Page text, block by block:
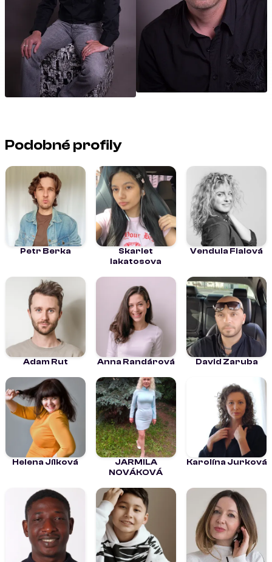
Podobné profily
Petr Berka
Skarlet
lakatosova
Vendula Fialová
Adam Rut Anna Randárová David Zaruba
Helena Jílková
JARMILA
NOVÁKOVÁ
Karolína Jurková